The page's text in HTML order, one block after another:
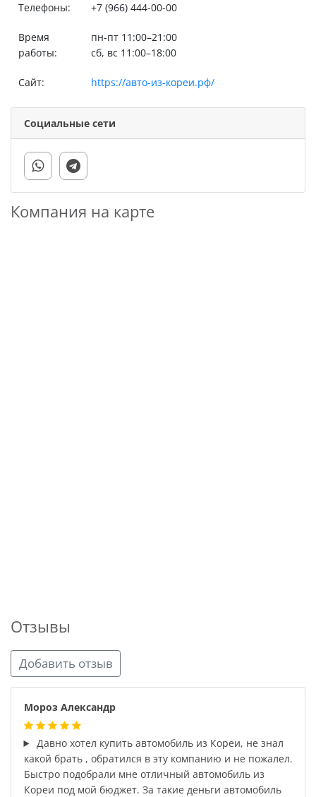
Телефоны: +7 (966) 444-00-00
Время
работы:
пн-пт 11:00–21:00
сб, вс 11:00–18:00
Сайт: https://авто-из-кореи.рф/
Социальные сети
Компания на карте
Отзывы
Добавить отзыв
Мороз Александр
Давно хотел купить автомобиль из Кореи, не знал
какой брать , обратился в эту компанию и не пожалел.
Быстро подобрали мне отличный автомобиль из
Кореи под мой бюджет. За такие деньги автомобиль